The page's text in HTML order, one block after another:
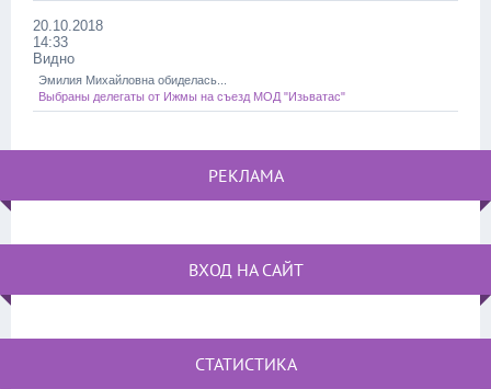
20.10.2018
14:33
Видно
Эмилия Михайловна обиделась...
Выбраны делегаты от Ижмы на съезд МОД "Изьватас"
РЕКЛАМА
ВХОД НА САЙТ
СТАТИСТИКА